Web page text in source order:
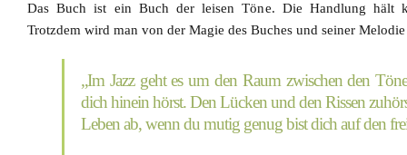
Das Buch ist ein Buch der leisen Töne. Die Handlung hält
Trotzdem wird man von der Magie des Buches und seiner
„Im Jazz geht es um den Raum zwischen den
dich hinein hörst. Den Lücken und den Rissen
Leben ab, wenn du mutig genug bist dich auf den